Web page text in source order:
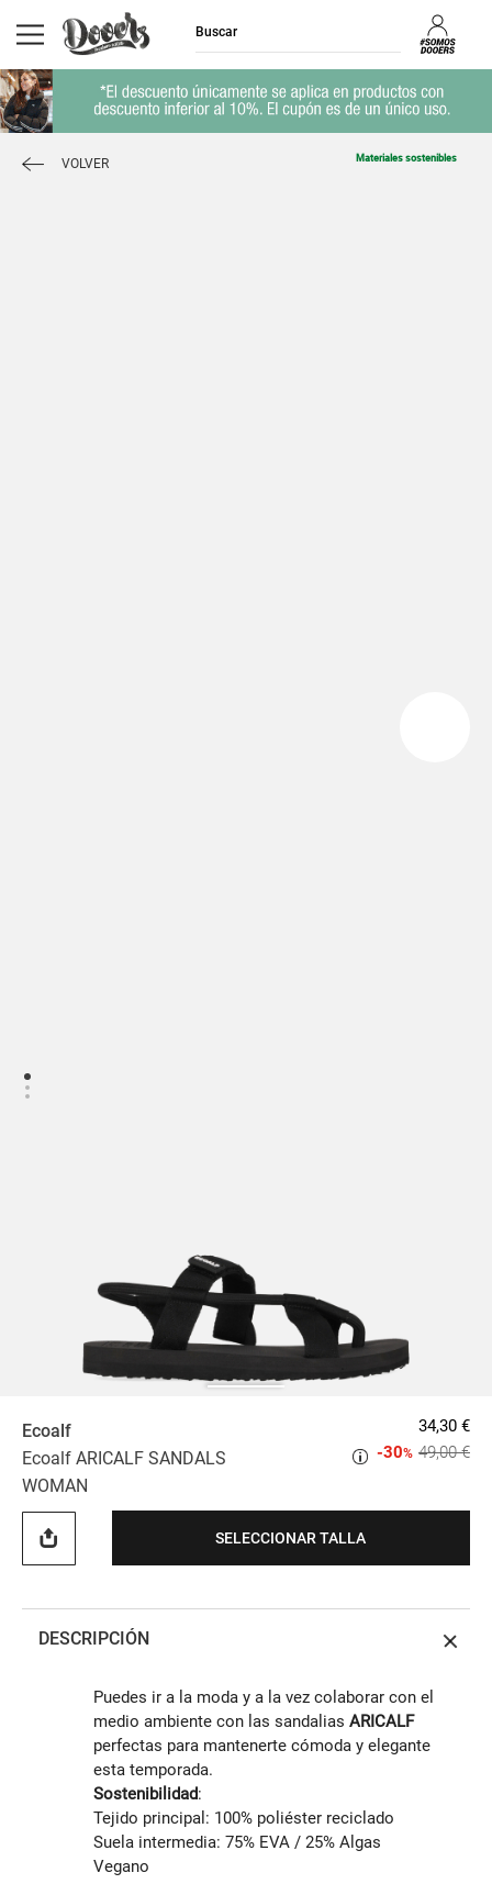
VOLVER Materiales sostenibles
Ecoalf
Ecoalf ARICALF SANDALS
WOMAN
34,30 €
49,00 €
-30%
SELECCIONAR TALLA
DESCRIPCIÓN
Puedes ir a la moda y a la vez colaborar con el
medio ambiente con las sandalias ARICALF
perfectas para mantenerte cómoda y elegante
esta temporada.
Sostenibilidad:
Tejido principal: 100% poliéster reciclado
Suela intermedia: 75% EVA / 25% Algas
Vegano